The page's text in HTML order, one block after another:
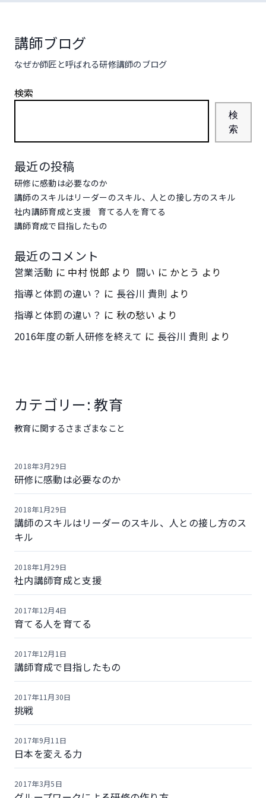
講師ブログ
なぜか師匠と呼ばれる研修講師のブログ
検索
検
索
最近の投稿
研修に感動は必要なのか
講師のスキルはリーダーのスキル、人との接し方のスキル
社内講師育成と支援
育てる人を育てる
講師育成で目指したもの
最近のコメント
営業活動 に 中村 悦郎 より 闘い に かとう より
指導と体罰の違い？ に 長谷川 貴則 より
指導と体罰の違い？ に 秋の愁い より
2016年度の新人研修を終えて に 長谷川 貴則 より
カテゴリー:教育
教育に関するさまざまなこと
研修に感動は必要なのか
2018年3月29日
講師のスキルはリーダーのスキル、人との接し方のス
キル
2018年1月29日
社内講師育成と支援
2018年1月29日
育てる人を育てる
2017年12月4日
講師育成で目指したもの
2017年12月1日
挑戦
2017年11月30日
日本を変える力
2017年9月11日
2017年3月5日